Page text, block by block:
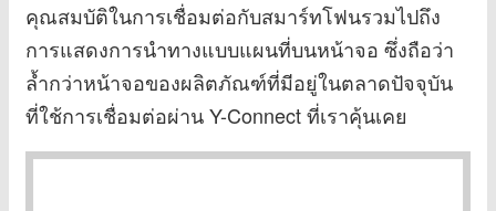
คุณสมบัติในการเชื่อมต่อกับสมาร์ทโฟนรวมไปถึง
การแสดงการนำทางแบบแผนที่บนหน้าจอ ซึ่งถือว่า
ล้ำกว่าหน้าจอของผลิตภัณฑ์ที่มีอยู่ในตลาดปัจจุบัน
ที่ใช้การเชื่อมต่อผ่าน Y-Connect ที่เราคุ้นเคย